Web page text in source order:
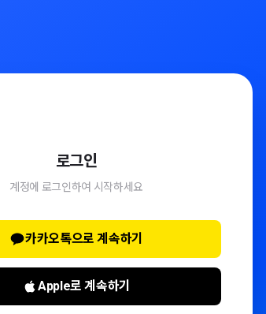
로그인
계정에 로그인하여 시작하세요
카카오톡으로 계속하기
Apple로 계속하기